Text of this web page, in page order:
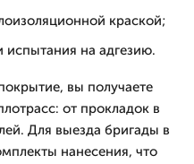
краской;
испытания на адгезию.
вы получаете
от прокладок в
Для выезда бригады в
нанесения, что